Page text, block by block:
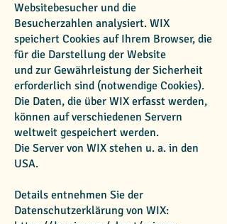
Websitebesucher und die
Besucherzahlen analysiert. WIX
speichert Cookies auf Ihrem Browser, die
für die Darstellung der Website
und zur Gewährleistung der Sicherheit
erforderlich sind (notwendige Cookies).
Die Daten, die über WIX erfasst werden,
können auf verschiedenen Servern
weltweit gespeichert werden.
Die Server von WIX stehen u. a. in den
USA.
Details entnehmen Sie der
Datenschutzerklärung von WIX: